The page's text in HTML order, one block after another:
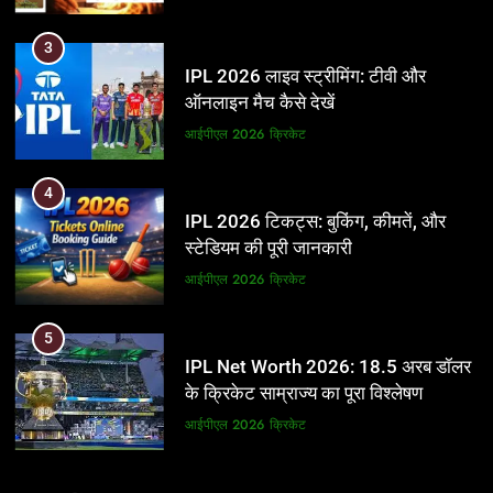
3
IPL 2026 लाइव स्ट्रीमिंग: टीवी और
ऑनलाइन मैच कैसे देखें
आईपीएल 2026 क्रिकेट
4
IPL 2026 टिकट्स: बुकिंग, कीमतें, और
स्टेडियम की पूरी जानकारी
आईपीएल 2026 क्रिकेट
5
IPL Net Worth 2026: 18.5 अरब डॉलर
के क्रिकेट साम्राज्य का पूरा विश्लेषण
आईपीएल 2026 क्रिकेट